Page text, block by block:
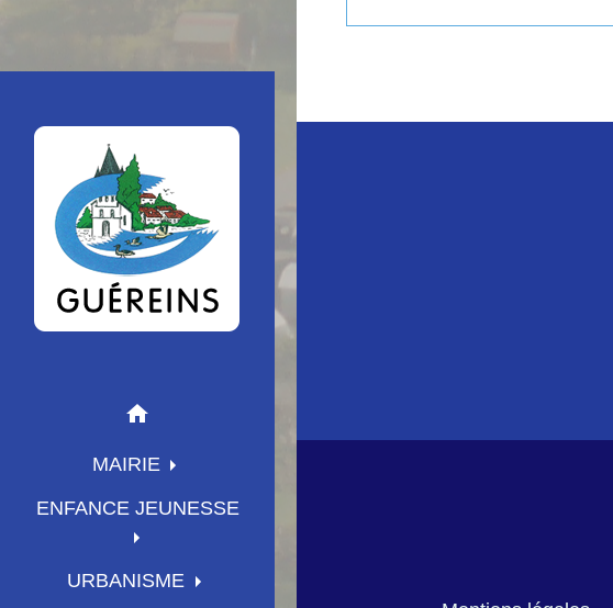
home
MAIRIE
ENFANCE JEUNESSE
URBANISME